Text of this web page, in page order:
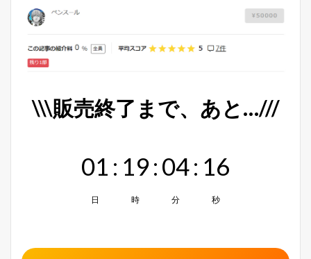
\\\販売終了まで、あと…///
01
日
: 19
時
:04
分
: 15
秒